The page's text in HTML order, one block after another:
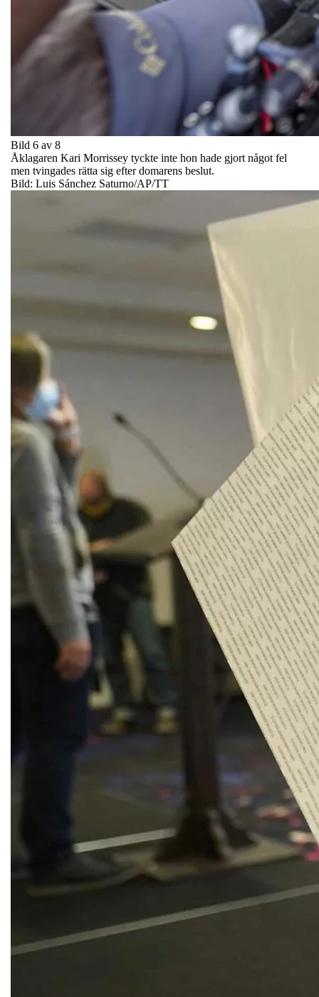
Bild 6 av 8
Åklagaren Kari Morrissey tyckte inte hon hade gjort något fel
men tvingades rätta sig efter domarens beslut.
Bild: Luis Sánchez Saturno/AP/TT